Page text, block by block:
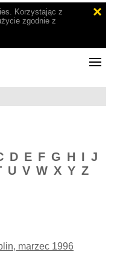
Korzystając z
zgodnie z
D E F G H I J
U V W X Y Z
marzec 1996